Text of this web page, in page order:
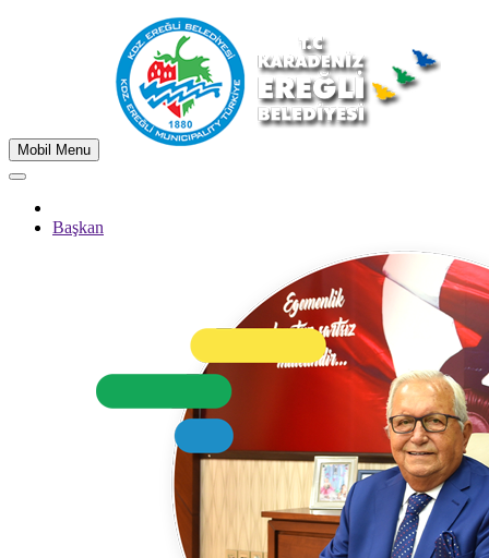
Mobil Menu
Başkan